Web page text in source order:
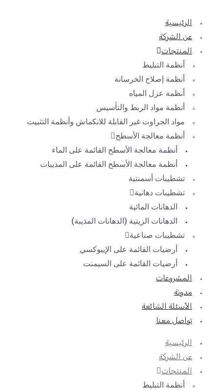
الرئيسية
عن الشركة
المنتجات
أنظمة التبليط
أنظمة إصلاح الخرسانة
أنظمة عزل المياه
أنظمة مواد الربط والتأسيس
مواد الجراوت غير القابلة للانكماش وأنظمة التثبيت
أنظمة معالجة الأسطح
أنظمة معالجة الأسطح القائمة على الماء
أنظمة معالجة الأسطح القائمة على المذيبات
تشطيبات أسمنتية
تشطيبات دهانية
الدهانات المائية
الدهانات الزيتية (الدهانات المذيبة)
تشطيبات صناعية
أرضيات القائمة على الإيبوكسي
أرضيات القائمة على السيمنت
المشروعات
مدونة
الأسئلة الشائعة
تواصل معنا
الرئيسية
عن الشركة
المنتجات
أنظمة التبليط